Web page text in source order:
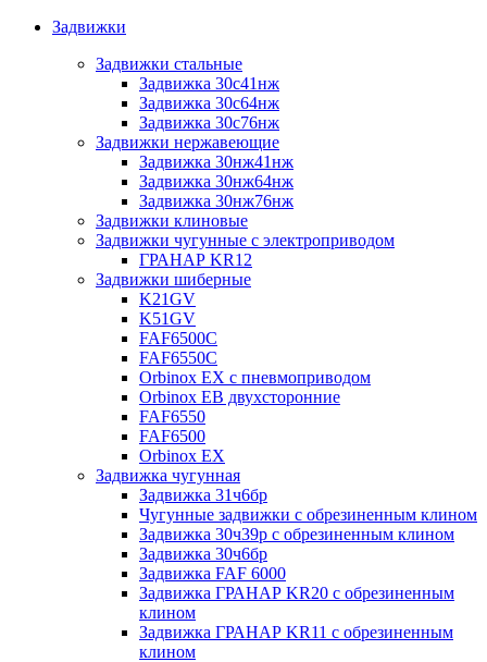
Задвижки
Задвижки стальные
Задвижка 30с41нж
Задвижка 30с64нж
Задвижка 30с76нж
Задвижки нержавеющие
Задвижка 30нж41нж
Задвижка 30нж64нж
Задвижка 30нж76нж
Задвижки клиновые
Задвижки чугунные с электроприводом
ГРАНАР KR12
Задвижки шиберные
K21GV
K51GV
FAF6500C
FAF6550С
Orbinox EX с пневмоприводом
Orbinox EB двухсторонние
FAF6550
FAF6500
Orbinox EX
Задвижка чугунная
Задвижка 31ч6бр
Чугунные задвижки с обрезиненным клином
Задвижка 30ч39р с обрезиненным клином
Задвижка 30ч6бр
Задвижка FAF 6000
Задвижка ГРАНАР KR20 с обрезиненным
клином
Задвижка ГРАНАР KR11 с обрезиненным
клином